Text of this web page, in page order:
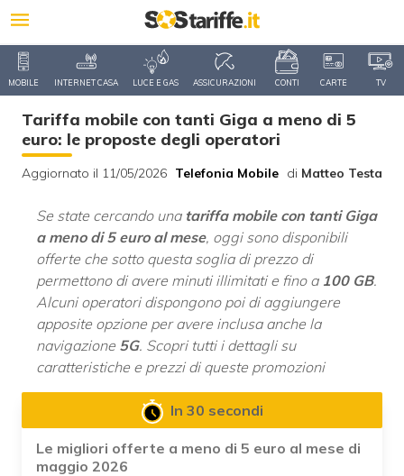
MOBILE INTERNET CASA LUCE E GAS ASSICURAZIONI CONTI CARTE TV
Tariffa mobile con tanti Giga a meno di 5
euro: le proposte degli operatori
Aggiornato il 11/05/2026 Telefonia Mobile di Matteo Testa
Se state cercando una tariffa mobile con tanti Giga
a meno di 5 euro al mese, oggi sono disponibili
offerte che sotto questa soglia di prezzo di
permettono di avere minuti illimitati e fino a 100 GB.
Alcuni operatori dispongono poi di aggiungere
apposite opzione per avere inclusa anche la
navigazione 5G. Scopri tutti i dettagli su
caratteristiche e prezzi di queste promozioni
In 30 secondi
Le migliori offerte a meno di 5 euro al mese di
maggio 2026